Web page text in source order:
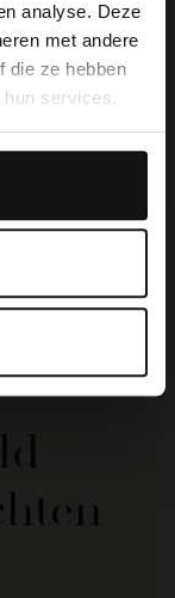
analyse. Deze
met andere
die ze hebben
services.
Would